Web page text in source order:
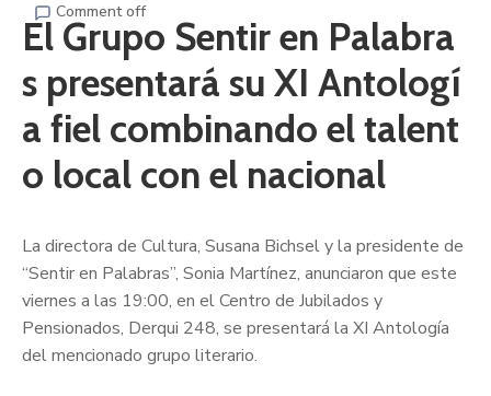
Comment off
El Grupo Sentir en Palabra
s presentará su XI Antologí
a fiel combinando el talent
o local con el nacional
La directora de Cultura, Susana Bichsel y la presidente de
“Sentir en Palabras”, Sonia Martínez, anunciaron que este
viernes a las 19:00, en el Centro de Jubilados y
Pensionados, Derqui 248, se presentará la XI Antología
del mencionado grupo literario.